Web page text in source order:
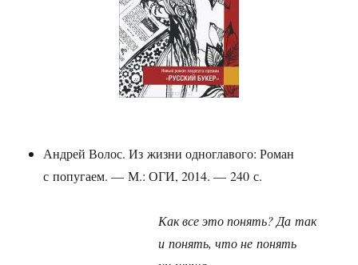
Андрей Волос. Из жизни одноглавого: Роман
с попугаем. — М.: ОГИ, 2014. — 240 с.
Как все это понять? Да так
и понять, что не понять